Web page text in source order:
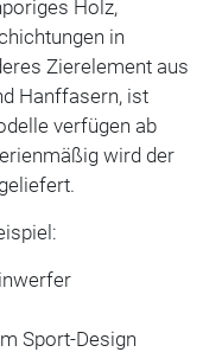
Holz,
in
Zierelement aus
Hanffasern, ist
verfügen ab
wird der
Sport-Design